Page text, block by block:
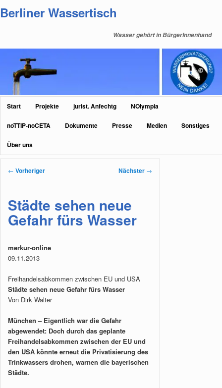
primären
Berliner Wassertisch
Wasser gehört in BürgerInnenhand
Hauptmenü
Start Projekte jurist. Anfechtg NOlympia
noTTIP-noCETA Dokumente Presse Medien Sonstiges
Über uns
Beitragsnavigation
← Vorheriger Nächster →
Städte sehen neue
Gefahr fürs Wasser
merkur-online
09.11.2013
Freihandelsabkommen zwischen EU und USA
Städte sehen neue Gefahr fürs Wasser
Von Dirk Walter
München – Eigentlich war die Gefahr
abgewendet: Doch durch das geplante
Freihandelsabkommen zwischen der EU und
den USA könnte erneut die Privatisierung des
Trinkwassers drohen, warnen die bayerischen
Städte.